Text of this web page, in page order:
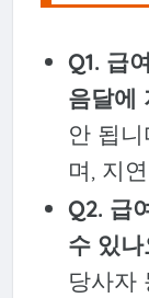
Q1. 급
음달에
안 됩
며, 지
Q2. 급
수 있나
당사자